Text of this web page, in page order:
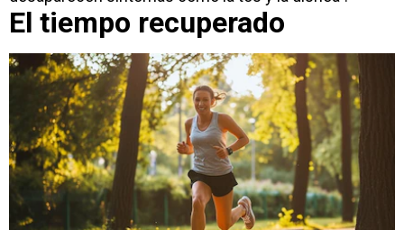
El tiempo recuperado